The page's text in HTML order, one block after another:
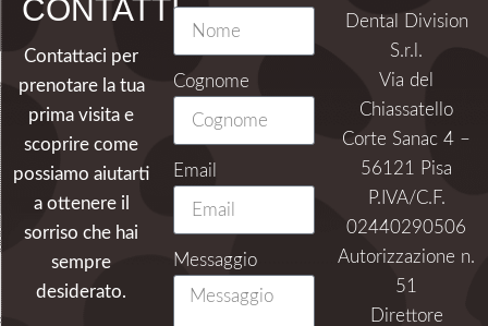
CONTATTI
Contattaci per
prenotare la tua
prima visita e
scoprire come
possiamo aiutarti
a ottenere il
sorriso che hai
sempre
desiderato.
Cognome
Email
Messaggio
Dental Division
S.r.l.
Via del
Chiassatello
Corte Sanac 4 –
56121 Pisa
P.IVA/C.F.
02440290506
Autorizzazione n.
51
Direttore